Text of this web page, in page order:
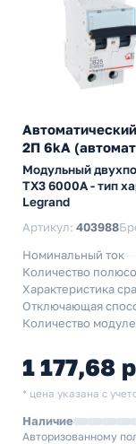
2П 6kA
Модульный
TX3 6000А - тип
Legrand
Артикул: 403988
Номинальный ток
Количество
Характеристика
Отключающая
Количество
1 177,68
* цена указана с
Наличие
Авторизованному